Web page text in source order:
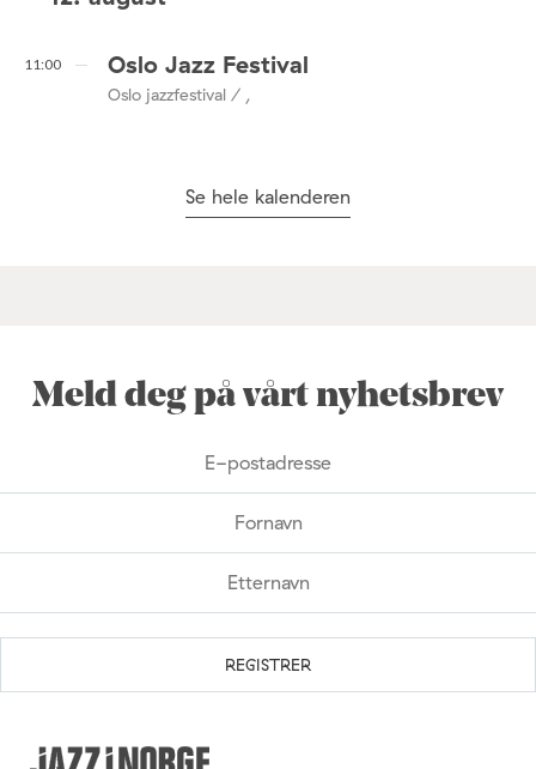
11:00 Oslo Jazz Festival
Oslo jazzfestival / ,
Se hele kalenderen
Meld deg på vårt nyhetsbrev